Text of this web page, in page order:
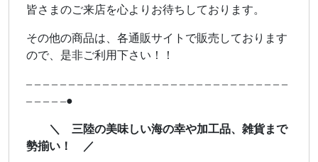
皆さまのご来店を心よりお待ちしております。
その他の商品は、各通販サイトで販売しております
ので、是非ご利用下さい！！
– – – – – – – – – – – – – – – – – – – – – – – – – – – – – – –
– – – – –●
＼ 三陸の美味しい海の幸や加工品、雑貨まで
勢揃い！ ／